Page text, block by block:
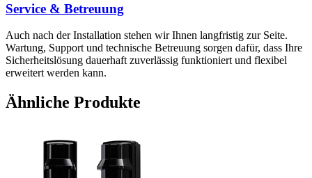
Service & Betreuung
Auch nach der Installation stehen wir Ihnen langfristig zur Seite.
Wartung, Support und technische Betreuung sorgen dafür, dass Ihre
Sicherheitslösung dauerhaft zuverlässig funktioniert und flexibel
erweitert werden kann.
Ähnliche Produkte